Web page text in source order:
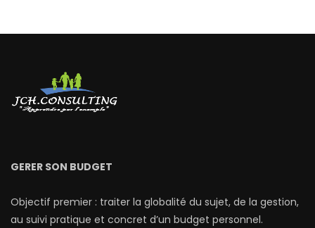
GERER SON BUDGET
Objectif premier : traiter la globalité du sujet, de la gestion,
au suivi pratique et concret d’un budget personnel.